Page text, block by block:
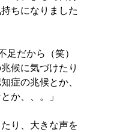
ちになりました
だから（笑）
候に気づけたり
症の兆候とか、
か、、。」
り、大きな声を